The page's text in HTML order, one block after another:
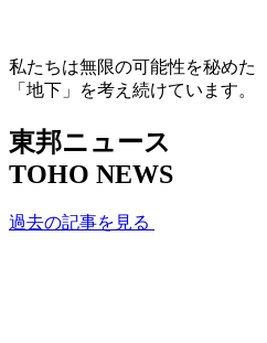
私たちは無限の可能性を秘めた
「地下」を考え続けています。
東邦ニュース
TOHO NEWS
過去の記事を見る